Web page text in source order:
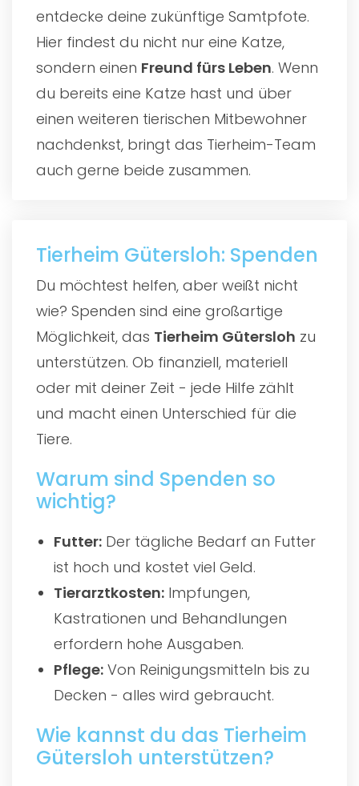
entdecke deine zukünftige Samtpfote.
Hier findest du nicht nur eine Katze,
sondern einen Freund fürs Leben. Wenn
du bereits eine Katze hast und über
einen weiteren tierischen Mitbewohner
nachdenkst, bringt das Tierheim-Team
auch gerne beide zusammen.
Tierheim Gütersloh: Spenden
Du möchtest helfen, aber weißt nicht
wie? Spenden sind eine großartige
Möglichkeit, das Tierheim Gütersloh zu
unterstützen. Ob finanziell, materiell
oder mit deiner Zeit - jede Hilfe zählt
und macht einen Unterschied für die
Tiere.
Warum sind Spenden so
wichtig?
Futter: Der tägliche Bedarf an Futter
ist hoch und kostet viel Geld.
Tierarztkosten: Impfungen,
Kastrationen und Behandlungen
erfordern hohe Ausgaben.
Pflege: Von Reinigungsmitteln bis zu
Decken - alles wird gebraucht.
Wie kannst du das Tierheim
Gütersloh unterstützen?